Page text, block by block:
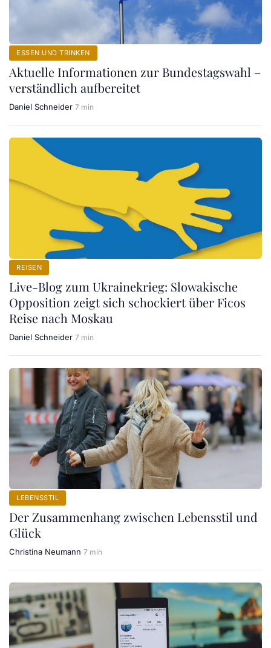
ESSEN UND TRINKEN
Aktuelle Informationen zur Bundestagswahl –
verständlich aufbereitet
Daniel Schneider 7 min
REISEN
Live-Blog zum Ukrainekrieg: Slowakische
Opposition zeigt sich schockiert über Ficos
Reise nach Moskau
Daniel Schneider 7 min
LEBENSSTIL
Der Zusammenhang zwischen Lebensstil und
Glück
Christina Neumann 7 min